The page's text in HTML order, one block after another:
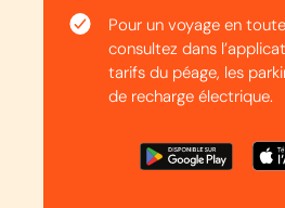
Pour un voyage en
consultez dans
tarifs du péage, les
de recharge électrique.